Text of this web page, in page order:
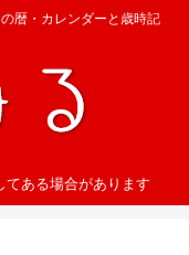
暦・カレンダーと歳時記
てある場合があります